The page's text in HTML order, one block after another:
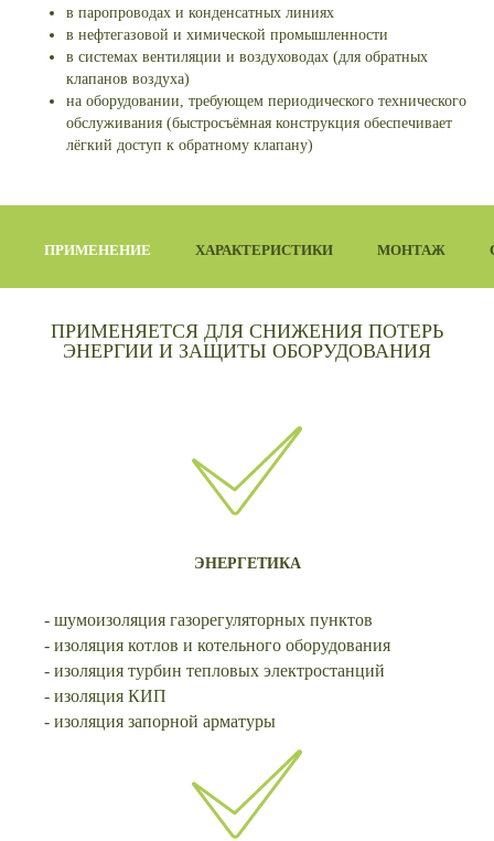
в паропроводах и конденсатных линиях
в нефтегазовой и химической промышленности
в системах вентиляции и воздуховодах (для обратных
клапанов воздуха)
на оборудовании, требующем периодического технического
обслуживания (быстросъёмная конструкция обеспечивает
лёгкий доступ к обратному клапану)
ПРИМЕНЕНИЕ ХАРАКТЕРИСТИКИ МОНТАЖ
ПРИМЕНЯЕТСЯ ДЛЯ СНИЖЕНИЯ ПОТЕРЬ
ЭНЕРГИИ И ЗАЩИТЫ ОБОРУДОВАНИЯ
ЭНЕРГЕТИКА
- шумоизоляция газорегуляторных пунктов
- изоляция котлов и котельного оборудования
- изоляция турбин тепловых электростанций
- изоляция КИП
- изоляция запорной арматуры